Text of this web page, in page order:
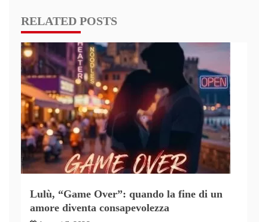
RELATED POSTS
Lulù, “Game Over”: quando la fine di un
amore diventa consapevolezza